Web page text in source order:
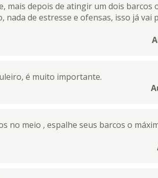
mais depois de atingir um dois barcos
de estresse e ofensas, isso já vai
é muito importante.
no meio , espalhe seus barcos o